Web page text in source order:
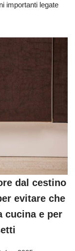
importanti legate
dal cestino
evitare che
cucina e per